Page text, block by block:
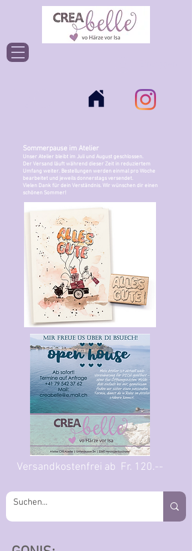
Sommerpause im Atelier
Unser Atelier bleibt im Juli und August geschlossen.
Der Versand läuft während dieser Zeit in reduziertem
Umfang weiter. Bestellungen werden einmal pro Woche
bearbeitet und jeweils donnerstags versendet.
Vielen Dank für dein Verständnis. Wir wünschen dir einen
schönen Sommer!
Versandkostenfrei ab Fr. 120.--